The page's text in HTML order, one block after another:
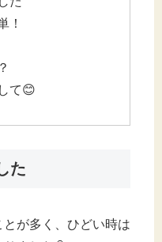
！
て😊
た
が多く、ひどい時は